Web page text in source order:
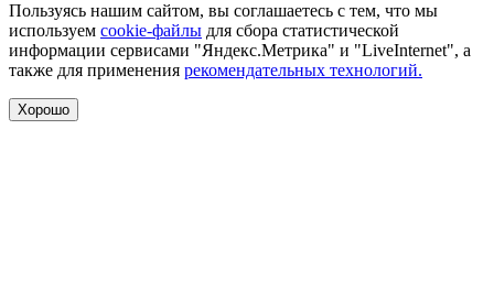
Пользуясь нашим сайтом, вы соглашаетесь с тем, что мы
используем cookie-файлы для сбора статистической
информации сервисами "Яндекс.Метрика" и "LiveInternet", а
также для применения рекомендательных технологий.
Хорошо